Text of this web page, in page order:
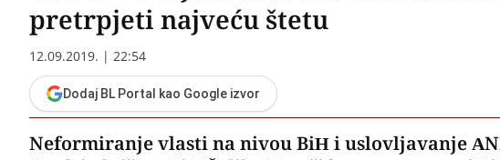
pretrpjeti najveću štetu
12.09.2019. | 22:54
Dodaj BL Portal kao Google izvor
Neformiranje vlasti na nivou BiH i uslovljavanje